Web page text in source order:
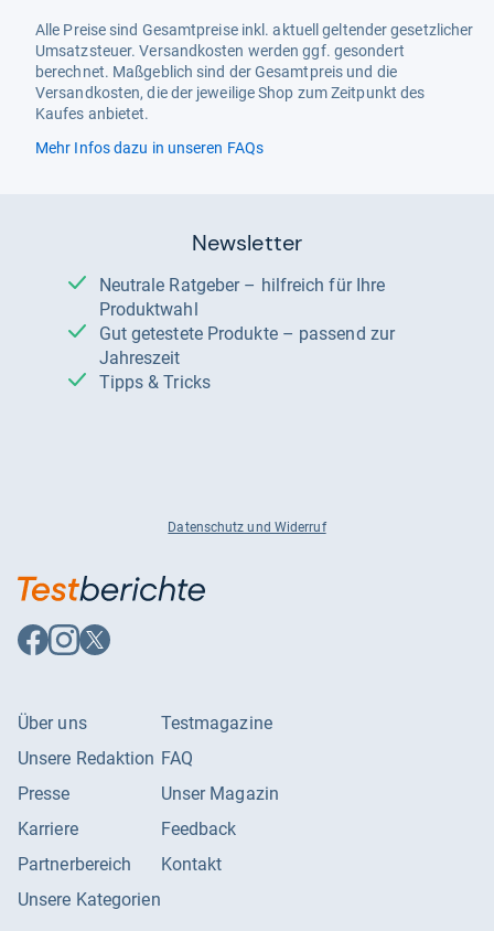
Alle Preise sind Gesamtpreise inkl. aktuell geltender gesetzlicher
Umsatzsteuer. Versandkosten werden ggf. gesondert
berechnet. Maßgeblich sind der Gesamtpreis und die
Versandkosten, die der jeweilige Shop zum Zeitpunkt des
Kaufes anbietet.
Mehr Infos dazu in unseren FAQs
Newsletter
Neutrale Ratgeber – hilfreich für Ihre
Produktwahl
Gut getestete Produkte – passend zur
Jahreszeit
Tipps & Tricks
Datenschutz und Widerruf
Auf
Facebook
Auf
Instagram
Auf
X
Über uns
Unsere Redaktion
Presse
Karriere
Partnerbereich
Unsere Kategorien
Testmagazine
FAQ
Unser Magazin
Feedback
Kontakt